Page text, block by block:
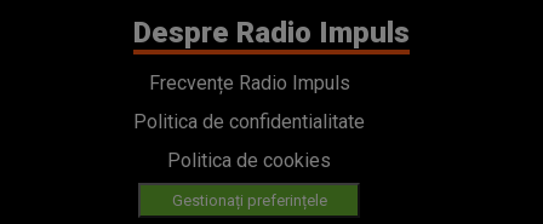
Despre Radio Impuls
Frecvențe Radio Impuls
Politica de confidentialitate
Politica de cookies
Gestionați preferințele